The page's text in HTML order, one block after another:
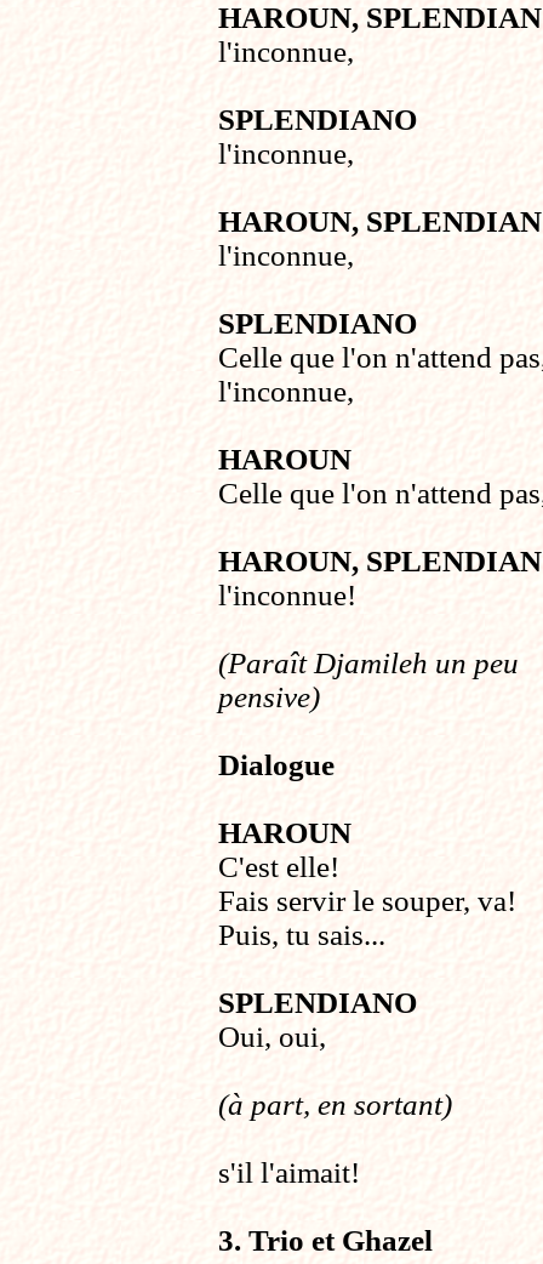
HAROUN,
l'inconnue,
SPLENDIANO
l'inconnue,
HAROUN,
l'inconnue,
SPLENDIANO
Celle que l'on n'attend
l'inconnue,
HAROUN
Celle que l'on n'attend
HAROUN,
l'inconnue!
(Paraît Djamileh un peu
pensive)
Dialogue
HAROUN
C'est elle!
Fais servir le souper, va!
Puis, tu sais...
SPLENDIANO
Oui, oui,
(à part, en sortant)
s'il l'aimait!
3. Trio et Ghazel